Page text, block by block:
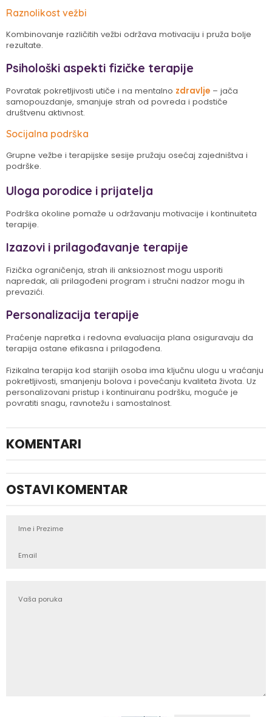
Raznolikost vežbi
Kombinovanje različitih vežbi održava motivaciju i pruža bolje
rezultate.
Psihološki aspekti fizičke terapije
Povratak pokretljivosti utiče i na mentalno zdravlje – jača
samopouzdanje, smanjuje strah od povreda i podstiče
društvenu aktivnost.
Socijalna podrška
Grupne vežbe i terapijske sesije pružaju osećaj zajedništva i
podrške.
Uloga porodice i prijatelja
Podrška okoline pomaže u održavanju motivacije i kontinuiteta
terapije.
Izazovi i prilagođavanje terapije
Fizička ograničenja, strah ili anksioznost mogu usporiti
napredak, ali prilagođeni program i stručni nadzor mogu ih
prevazići.
Personalizacija terapije
Praćenje napretka i redovna evaluacija plana osiguravaju da
terapija ostane efikasna i prilagođena.
Fizikalna terapija kod starijih osoba ima ključnu ulogu u vraćanju
pokretljivosti, smanjenju bolova i povećanju kvaliteta života. Uz
personalizovani pristup i kontinuiranu podršku, moguće je
povratiti snagu, ravnotežu i samostalnost.
KOMENTARI
OSTAVI KOMENTAR